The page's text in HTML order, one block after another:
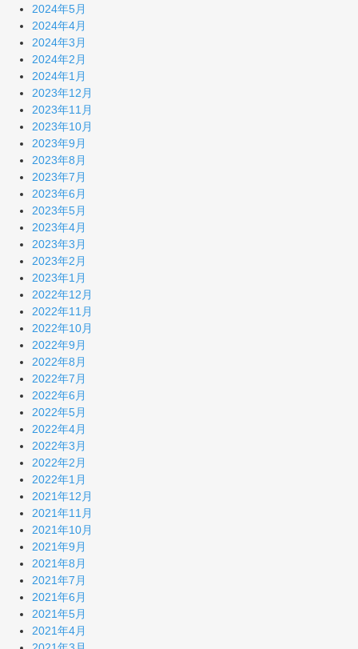
2024年5月
2024年4月
2024年3月
2024年2月
2024年1月
2023年12月
2023年11月
2023年10月
2023年9月
2023年8月
2023年7月
2023年6月
2023年5月
2023年4月
2023年3月
2023年2月
2023年1月
2022年12月
2022年11月
2022年10月
2022年9月
2022年8月
2022年7月
2022年6月
2022年5月
2022年4月
2022年3月
2022年2月
2022年1月
2021年12月
2021年11月
2021年10月
2021年9月
2021年8月
2021年7月
2021年6月
2021年5月
2021年4月